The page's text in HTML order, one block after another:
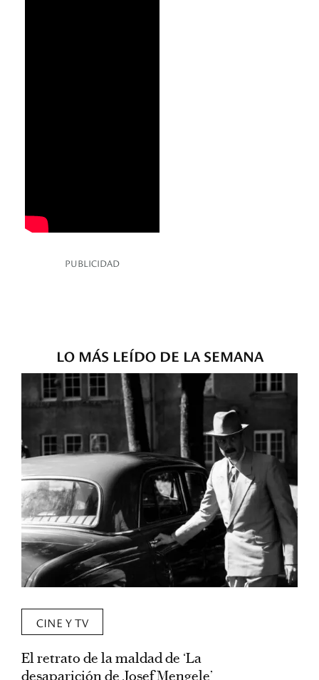
PUBLICIDAD
LO MÁS LEÍDO DE LA SEMANA
CINE Y TV
El retrato de la maldad de ‘La
desaparición de Josef Mengele’